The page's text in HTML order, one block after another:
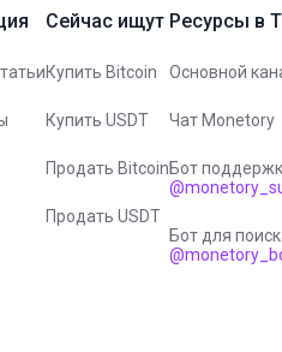
Сейчас ищут
Купить Bitcoin
Купить USDT
Продать Bitcoin
Продать USDT
Ресурсы в
Основной
Чат Monetory
Бот
Бот для